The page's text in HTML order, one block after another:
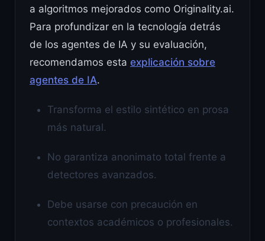
a algoritmos mejorados como Originality.ai.
Para profundizar en la tecnología detrás
de los agentes de IA y su evaluación,
recomendamos esta explicación sobre
agentes de IA.
Transforma el estilo sintético en prosa
más natural.
No garantiza anonimato total frente a
detectores avanzados.
Debe usarse con precaución en
contextos académicos o profesionales.